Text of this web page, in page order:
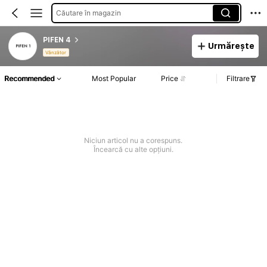
Căutare în magazin
PIFEN 4
Vânzător
Urmărește
Recommended Most Popular Price Filtrare
Niciun articol nu a corespuns.
Încearcă cu alte opțiuni.